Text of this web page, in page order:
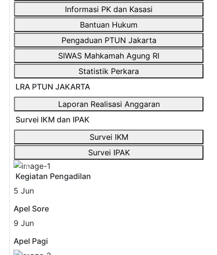
Informasi PK dan Kasasi
Bantuan Hukum
Pengaduan PTUN Jakarta
SIWAS Mahkamah Agung RI
Statistik Perkara
LRA PTUN JAKARTA
Laporan Realisasi Anggaran
Survei IKM dan IPAK
Survei IKM
Survei IPAK
Previous
Kegiatan Pengadilan
5 Jun
Apel Sore
9 Jun
Apel Pagi